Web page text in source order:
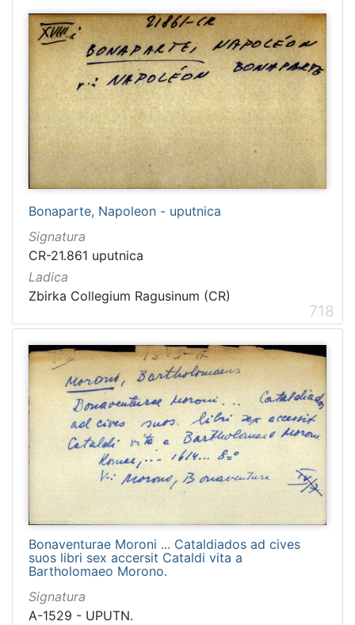
Bonaparte, Napoleon - uputnica
Signatura
CR-21.861 uputnica
Ladica
Zbirka Collegium Ragusinum (CR)
718
Bonaventurae Moroni ... Cataldiados ad cives
suos libri sex accersit Cataldi vita a
Bartholomaeo Morono.
Signatura
A-1529 - UPUTN.